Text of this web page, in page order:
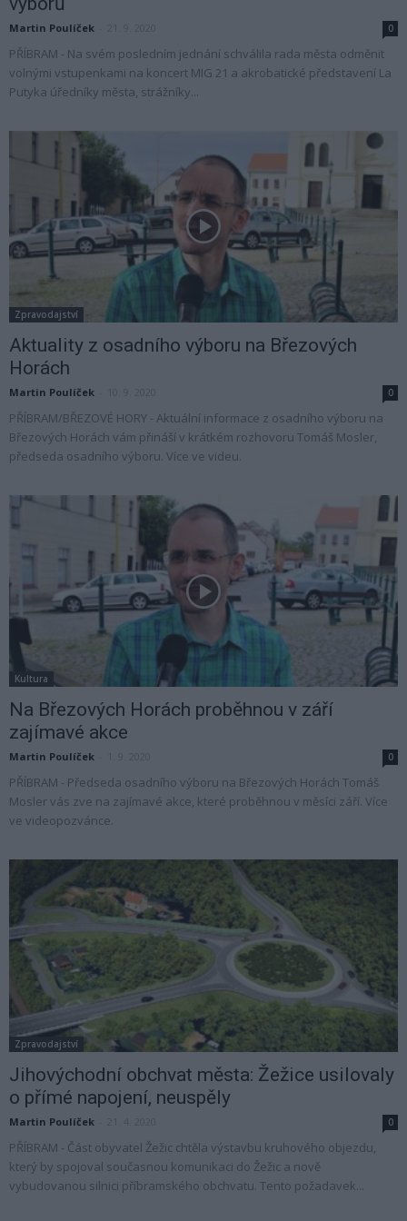
Martin Poulíček 0
PŘÍBRAM - Na svém posledním jednání schválila rada města odměnit
volnými vstupenkami na koncert MIG 21 a akrobatické představení La
Putyka úředníky města, strážníky...
Zpravodajství
Aktuality z osadního výboru na Březových
Horách
Martin Poulíček 0
PŘÍBRAM/BŘEZOVÉ HORY - Aktuální informace z osadního výboru na
Březových Horách vám přináší v krátkém rozhovoru Tomáš Mosler,
předseda osadního výboru. Více ve videu.
Kultura
Na Březových Horách proběhnou v září
zajímavé akce
Martin Poulíček 0
PŘÍBRAM - Předseda osadního výboru na Březových Horách Tomáš
Mosler vás zve na zajímavé akce, které proběhnou v měsíci září. Více
ve videopozvánce.
Zpravodajství
Jihovýchodní obchvat města: Žežice usilovaly
o přímé napojení, neuspěly
Martin Poulíček 0
PŘÍBRAM - Část obyvatel Žežic chtěla výstavbu kruhového objezdu,
který by spojoval současnou komunikaci do Žežic a nově
vybudovanou silnici příbramského obchvatu. Tento požadavek...